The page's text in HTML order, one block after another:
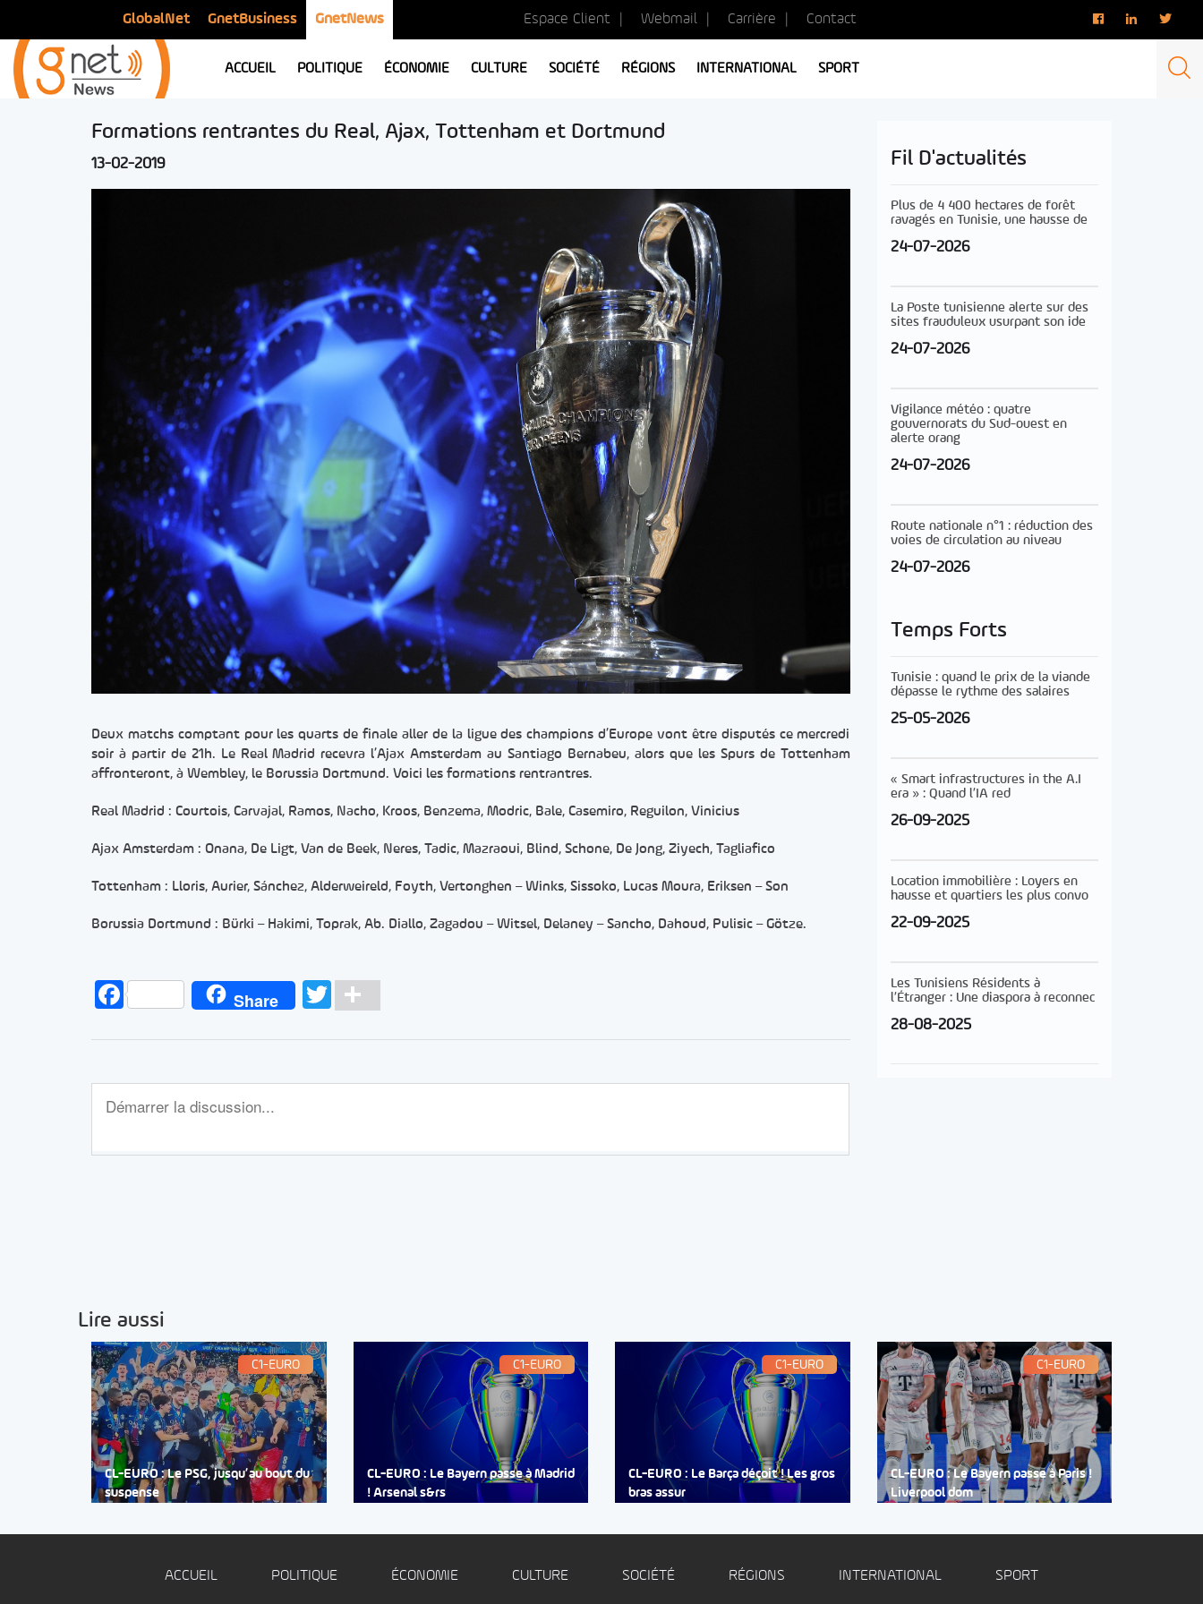
GlobalNet GnetBusiness GnetNews Espace Client Webmail Carrière Contact
ACCUEIL POLITIQUE ÉCONOMIE CULTURE SOCIÉTÉ RÉGIONS INTERNATIONAL SPORT
Formations rentrantes du Real, Ajax, Tottenham et Dortmund
13-02-2019
Deux matchs comptant pour les quarts de finale aller de la ligue des champions d’Europe vont être disputés ce mercredi
soir à partir de 21h. Le Real Madrid recevra l’Ajax Amsterdam au Santiago Bernabeu, alors que les Spurs de Tottenham
affronteront, à Wembley, le Borussia Dortmund. Voici les formations rentrantres.
Real Madrid : Courtois, Carvajal, Ramos, Nacho, Kroos, Benzema, Modric, Bale, Casemiro, Reguilon, Vinicius
Ajax Amsterdam : Onana, De Ligt, Van de Beek, Neres, Tadic, Mazraoui, Blind, Schone, De Jong, Ziyech, Tagliafico
Tottenham : Lloris, Aurier, Sánchez, Alderweireld, Foyth, Vertonghen – Winks, Sissoko, Lucas Moura, Eriksen – Son
Borussia Dortmund : Bürki – Hakimi, Toprak, Ab. Diallo, Zagadou – Witsel, Delaney – Sancho, Dahoud, Pulisic – Götze.
FacebookShare Twitter
Fil D'actualités
Plus de 4 400 hectares de forêt
ravagés en Tunisie, une hausse de
24-07-2026
La Poste tunisienne alerte sur des
sites frauduleux usurpant son ide
24-07-2026
Vigilance météo : quatre
gouvernorats du Sud-ouest en
alerte orang
24-07-2026
Route nationale n°1 : réduction des
voies de circulation au niveau
24-07-2026
Temps Forts
Tunisie : quand le prix de la viande
dépasse le rythme des salaires
25-05-2026
« Smart infrastructures in the A.I
era » : Quand l’IA red
26-09-2025
Location immobilière : Loyers en
hausse et quartiers les plus convo
22-09-2025
Les Tunisiens Résidents à
l’Étranger : Une diaspora à reconnec
28-08-2025
Lire aussi
C1-EURO
CL-EURO : Le PSG, jusqu’au bout du
suspense
C1-EURO
CL-EURO : Le Bayern passe à Madrid
! Arsenal s&rs
C1-EURO
CL-EURO : Le Barça déçoit ! Les gros
bras assur
C1-EURO
CL-EURO : Le Bayern passe à Paris !
Liverpool dom
ACCUEIL POLITIQUE ÉCONOMIE CULTURE SOCIÉTÉ RÉGIONS INTERNATIONAL SPORT